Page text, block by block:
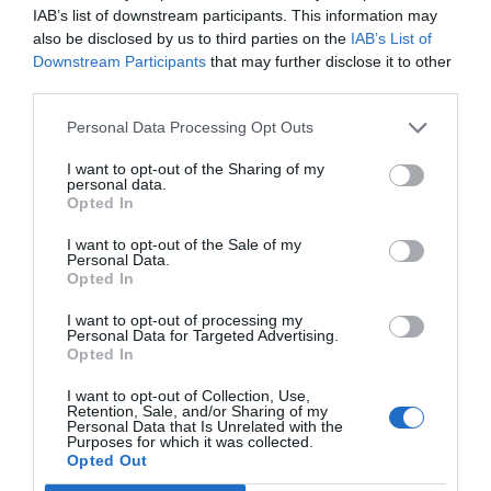
IAB’s list of downstream participants. This information may
also be disclosed by us to third parties on the IAB’s List of
Downstream Participants that may further disclose it to other
Personal Data Processing Opt Outs
I want to opt-out of the Sharing of my
personal data.
Opted In
I want to opt-out of the Sale of my
Personal Data.
Opted In
I want to opt-out of processing my
Personal Data for Targeted Advertising.
Opted In
I want to opt-out of Collection, Use,
Retention, Sale, and/or Sharing of my
Personal Data that Is Unrelated with the
Purposes for which it was collected.
Opted Out
olcsóbban előállítható a korábbiaknál. Egy gyógyszer vagy
diagnosztikai eljárás, amely korábban kezelhetetlen
Mindezek nem egyik napról a másikra születnek meg: mély
kutatás, komplex szakértelem, jelentős tőke és kitartó
fejlesztés kell hozzájuk. Ezt nevezzük deep technek. A deep
tech nem pusztán új termékeket vagy szolgáltatásokat hoz
létre. Egész iparágak erőviszonyait alakíthatja át, és olyan
tudást, gyártási kapacitást, szellemi tulajdont épít, amelyet
Deep Tech konferenciáján megvizsgáljuk, hogyan lesz egy
tudományos vagy mérnöki felismerésből piacképes
és Magyarország az Egyesült Államok és Kína közötti
technológiai versenyben? Mely területeken van valódi
tudásunk és mozgásterünk, hol függünk másoktól, és
évtizede formálja a szakmai rendezvények piacát,
folyamatosan piacvezető pozícióban. Országszerte
évente átlagosan 70 üzleti konferenciát és közel 10
díjátadót szervezünk, 9 iparágban mutatjuk az irányt:
gazdaság, agrár, ingatlan, egészségügy, pénzügy,
járműipar, energia, IT, fenntarthatóság. Évente 40 ezer
résztvevőt érünk el. A Portfolio Rendezvények név
kiemelkedő B2B és B2C networkingre – prémium
hotelekben, exkluzív környezetben, üzleti
kapcsolatépítési és leadgenerálási lehetőségekkel.